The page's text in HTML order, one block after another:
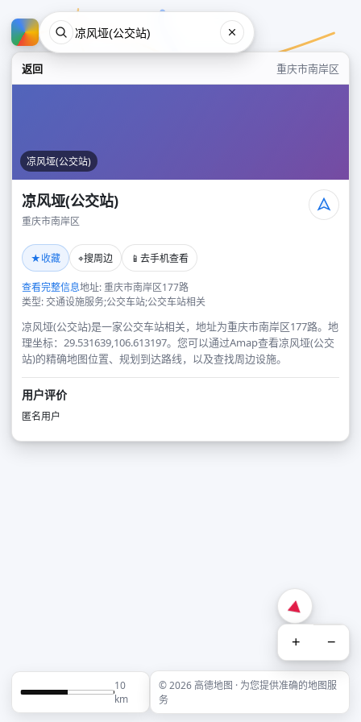
返回 重庆市南岸区
凉风垭(公交站)
凉风垭(公交站)
重庆市南岸区
★收藏 ⌖搜周边 📱 去手机查看
查看完整信息地址: 重庆市南岸区177路
类型: 交通设施服务;公交车站;公交车站相关
凉风垭(公交站)是一家公交车站相关，地址为重庆市南岸区177路。地
理坐标：29.531639,106.613197。您可以通过Amap查看凉风垭(公交
站)的精确地图位置、规划到达路线，以及查找周边设施。
用户评价
匿名用户
+ −
10
km
© 2026 高德地图 · 为您提供准确的地图服
务